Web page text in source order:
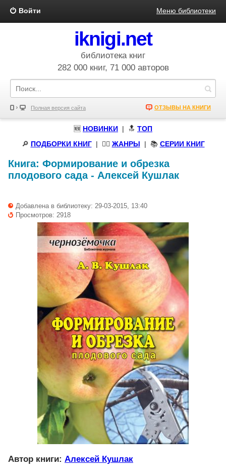
Войти Меню библиотеки
iknigi.net
библиотека книг
282 000 книг, 71 000 авторов
Полная версия сайта ОТЗЫВЫ НА КНИГИ
🆕 НОВИНКИ | 🔝 ТОП
🔎 ПОДБОРКИ КНИГ| 🧝‍♀️ ЖАНРЫ | 📚 СЕРИИ КНИГ
Книга: Формирование и обрезка
плодового сада- Алексей Кушлак
Добавлена в библиотеку: 29-03-2015, 13:40
Просмотров: 2918
Автор книги: Алексей Кушлак